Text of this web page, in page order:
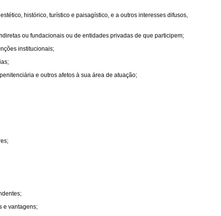
histórico, turístico e paisagístico, e a outros interesses difusos,
ou fundacionais ou de entidades privadas de que participem;
institucionais;
e outros afetos à sua área de atuação;
e vantagens;